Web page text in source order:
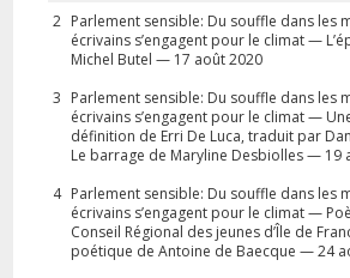
2 Parlement sensible: Du souffle dans les
écrivains s’engagent pour le climat —
Michel Butel — 17 août 2020
3 Parlement sensible: Du souffle dans les
écrivains s’engagent pour le climat —
définition de Erri De Luca, traduit par
Le barrage de Maryline Desbiolles — 19
4 Parlement sensible: Du souffle dans les
écrivains s’engagent pour le climat —
Conseil Régional des jeunes d’Île de
poétique de Antoine de Baecque — 24